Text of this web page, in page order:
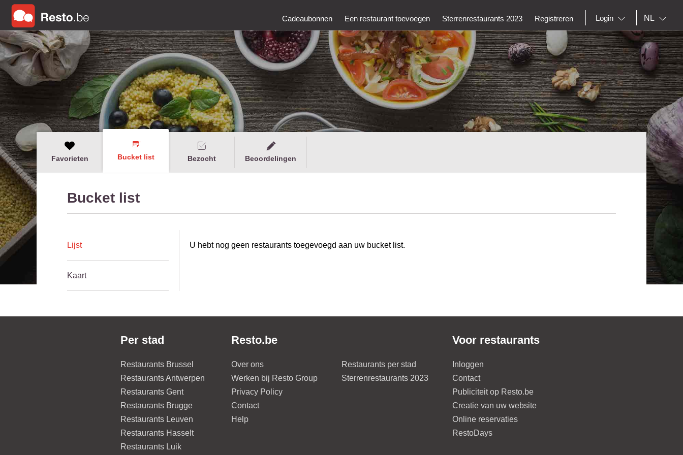
Cadeaubonnen Een restaurant toevoegen Sterrenrestaurants 2023 Registreren Login NL
Favorieten Bucket list Bezocht Beoordelingen
Bucket list
Lijst
Kaart
U hebt nog geen restaurants toegevoegd aan uw bucket list.
Per stad
Restaurants Brussel
Restaurants Antwerpen
Restaurants Gent
Restaurants Brugge
Restaurants Leuven
Restaurants Hasselt
Restaurants Luik
Resto.be
Over ons
Werken bij Resto Group
Privacy Policy
Contact
Help
Restaurants per stad
Sterrenrestaurants 2023
Voor restaurants
Inloggen
Contact
Publiciteit op Resto.be
Creatie van uw website
Online reservaties
RestoDays